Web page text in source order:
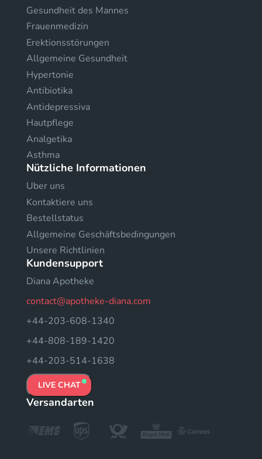
Gesundheit des Mannes
Frauenmedizin
Erektionsstörungen
Allgemeine Gesundheit
Hypertonie
Antibiotika
Antidepressiva
Hautpflege
Analgetika
Asthma
Nützliche Informationen
Uber uns
Kontaktiere uns
Bestellstatus
Allgemeine Geschäftsbedingungen
Unsere Richtlinien
Kundensupport
Diana Apotheke
contact@apotheke-diana.com
+44-203-608-1340
+44-808-189-1420
+44-203-514-1638
LIVE CHAT
Versandarten